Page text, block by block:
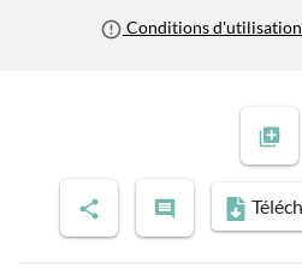
Conditions d'utilisation